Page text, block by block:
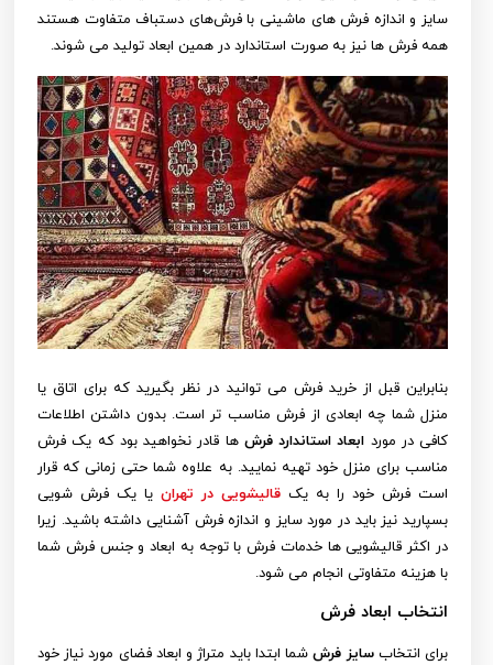
سایز و اندازه فرش های ماشینی با فرش‌های دستباف متفاوت هستند
همه فرش ها نیز به صورت استاندارد در همین ابعاد تولید می شوند.
بنابراین قبل از خرید فرش می توانید در نظر بگیرید که برای اتاق یا
منزل شما چه ابعادی از فرش مناسب تر است. بدون داشتن اطلاعات
کافی در مورد ابعاد استاندارد فرش ها قادر نخواهید بود که یک فرش
مناسب برای منزل خود تهیه نمایید. به علاوه شما حتی زمانی که قرار
است فرش خود را به یک قالیشویی در تهران یا یک فرش شویی
بسپارید نیز باید در مورد سایز و اندازه فرش آشنایی داشته باشید. زیرا
در اکثر قالیشویی ها خدمات فرش با توجه به ابعاد و جنس فرش شما
با هزینه متفاوتی انجام می شود.
انتخاب ابعاد فرش
برای انتخابسایز فرششما ابتدا باید متراژ و ابعاد فضای مورد نیاز خود